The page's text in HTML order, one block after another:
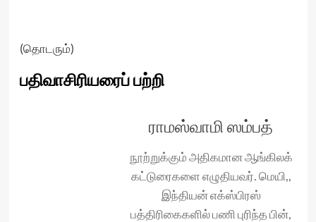
(தொடரும்)
பதிவாசிரியரைப் பற்றி
ராமஸ்வாமி ஸம்பத்
நூற்றுக்கும் அதிகமான ஆங்கிலக்
கட்டுரைகளை எழுதியவர். மெயி,,
இந்தியன் எக்ஸ்பிரஸ்
பத்திரிகைகளில் பணி புரிந்த பின்,